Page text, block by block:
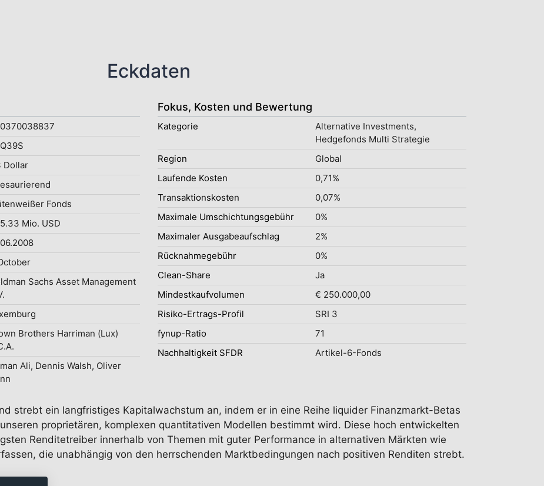
Eckdaten
Dollar
Fonds
Mio. USD
Sachs Asset Management
Brothers Harriman (Lux)
Ali, Dennis Walsh, Oliver
Fokus, Kosten und Bewertung
Kategorie
Alternative Investments,
Hedgefonds Multi Strategie
Region
Global
Laufende Kosten
0,71%
Transaktionskosten
0,07%
Maximale Umschichtungsgebühr
0%
Maximaler Ausgabeaufschlag
2%
Rücknahmegebühr
0%
Clean-Share
Ja
Mindestkaufvolumen
€ 250.000,00
Risiko-Ertrags-Profil
SRI 3
fynup-Ratio
71
Nachhaltigkeit SFDR
Artikel-6-Fonds
strebt ein langfristiges Kapitalwachstum an, indem er in eine Reihe liquider Finanzmarkt-Betas
proprietären, komplexen quantitativen Modellen bestimmt wird. Diese hoch entwickelten
Renditetreiber innerhalb von Themen mit guter Performance in alternativen Märkten wie
die unabhängig von den herrschenden Marktbedingungen nach positiven Renditen strebt.